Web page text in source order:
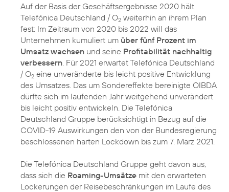
Auf der Basis der Geschäftsergebnisse 2020 hält
Telefónica Deutschland / O2 weiterhin an ihrem Plan
fest: Im Zeitraum von 2020 bis 2022 will das
Unternehmen kumuliert um über fünf Prozent im
Umsatz wachsen und seine Profitabilität nachhaltig
verbessern . Für 2021 erwartet Telefónica Deutschland
/ O2 eine unveränderte bis leicht positive Entwicklung
des Umsatzes. Das um Sondereffekte bereinigte OIBDA
dürfte sich im laufenden Jahr weitgehend unverändert
bis leicht positiv entwickeln. Die Telefónica
Deutschland Gruppe berücksichtigt in Bezug auf die
COVID-19 Auswirkungen den von der Bundesregierung
beschlossenen harten Lockdown bis zum 7. März 2021.
Die Telefónica Deutschland Gruppe geht davon aus,
dass sich die Roaming-Umsätze mit den erwarteten
Lockerungen der Reisebeschränkungen im Laufe des